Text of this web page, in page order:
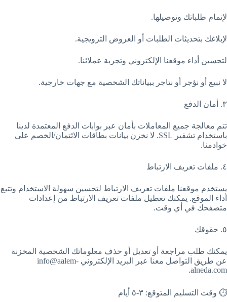
لإتمام طلباتك وتوصيلها.
لإبلاغك بتحديثات الطلبات أو العروض الترويجية.
لتحسين أداء موقعنا الإلكتروني وتجربة عملائنا.
لا نبيع أو نؤجر أو نتاجر ببياناتك الشخصية مع جهات خارجية.
٣. أمان الدفع
تتم معالجة جميع المعاملات بأمان عبر بوابات الدفع المعتمدة لدينا
باستخدام تشفير SSL. لا نخزن بيانات بطاقات الائتمان/الخصم على
خوادمنا.
٤. ملفات تعريف الارتباط
يستخدم موقعنا ملفات تعريف الارتباط لتحسين سهولة الاستخدام وتتبع
أداء الموقع. يمكنك تعطيل ملفات تعريف الارتباط من إعدادات
متصفحك في أي وقت.
٥. حقوقك
يمكنك طلب مراجعة أو تعديل أو حذف معلوماتك الشخصية المخزنة
عن طريق التواصل معنا عبر البريد الإلكتروني info@aalem-
alneda.com.
⏱️ وقت التسليم المتوقع: ٣-٥ أيام